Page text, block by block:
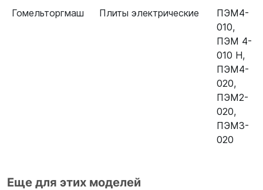
Гомельторгмаш Плиты электрические
ПЭМ4-
010,
ПЭМ 4-
010 Н,
ПЭМ4-
020,
ПЭМ2-
020,
ПЭМ3-
020
Еще для этих моделей